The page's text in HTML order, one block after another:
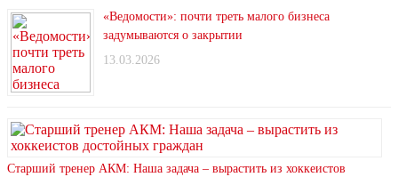
«Ведомости»: почти треть малого бизнеса
задумываются о закрытии
13.03.2026
Старший тренер АКМ: Наша задача – вырастить из хоккеистов